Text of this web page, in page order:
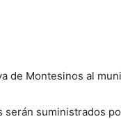
de Montesinos al
suministrados